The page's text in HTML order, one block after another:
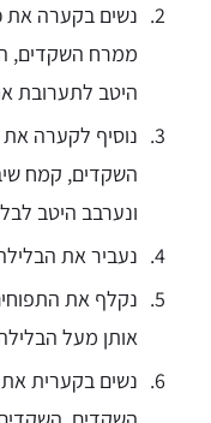
נשים בקערה את
ממרח השקדים,
היטב לתערובת
נוסיף לקערה
השקדים, קמח
ונערבב היטב
נעביר את
נקלף את
אותן מעל
נשים בקערית